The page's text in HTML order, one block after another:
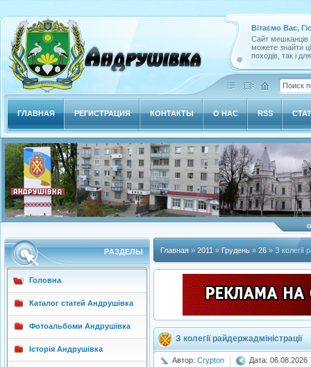
Вітаємо Вас,
Сайт мешканців
можете знайти
походів, так і
ГЛАВНАЯ РЕГИСТРАЦИЯ КОНТАКТЫ О НАС RSS
РAЗДЕЛЫ
Головна
Каталог статей Андрушівка
Фотоальбоми Андрушівка
Історія Андрушівка
Главная » 2011 » Грудень » 26 » З колегії
З колегії райдержадміністрації
Автор: Crypton Дата: 06.08.2026